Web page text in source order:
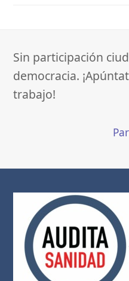
Sin participación
democracia.
trabajo!